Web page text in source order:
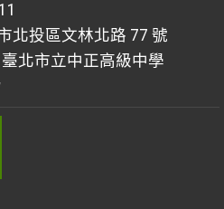
北投區文林北路 77 號
臺北市立中正高級中學